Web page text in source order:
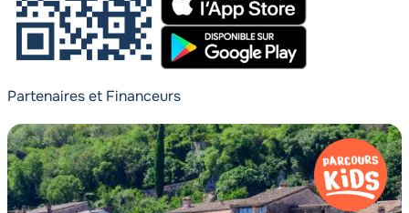
Partenaires et Financeurs